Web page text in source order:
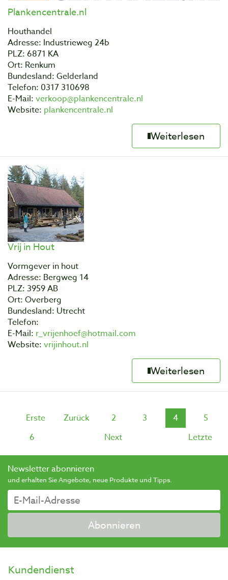
Plankencentrale.nl
Houthandel
Adresse: Industrieweg 24b
PLZ: 6871 KA
Ort: Renkum
Bundesland: Gelderland
Telefon: 0317 310698
E-Mail: verkoop@plankencentrale.nl
Website: plankencentrale.nl
Weiterlesen
Vrij in Hout
Vormgever in hout
Adresse: Bergweg 14
PLZ: 3959 AB
Ort: Overberg
Bundesland: Utrecht
Telefon:
E-Mail: r_vrijenhoef@hotmail.com
Website: vrijinhout.nl
Weiterlesen
Erste Zurück 2 3 4
5
6
Next Letzte
Newsletter abonnieren
und erhalten Sie Angebote, neue Produkte und Tipps.
Abonnieren
Kundendienst